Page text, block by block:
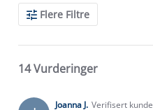
Search
ReviewsFlere Filtre
14 Vurderinger
Joanna J. Verifisert kunde